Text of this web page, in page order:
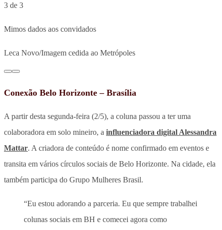
3 de 3
Mimos dados aos convidados
Leca Novo/Imagem cedida ao Metrópoles
Conexão Belo Horizonte – Brasília
A partir desta segunda-feira (2/5), a coluna passou a ter uma
colaboradora em solo mineiro, a influenciadora digital Alessandra
Mattar. A criadora de conteúdo é nome confirmado em eventos e
transita em vários círculos sociais de Belo Horizonte. Na cidade, ela
também participa do Grupo Mulheres Brasil.
“Eu estou adorando a parceria. Eu que sempre trabalhei
colunas sociais em BH e comecei agora como